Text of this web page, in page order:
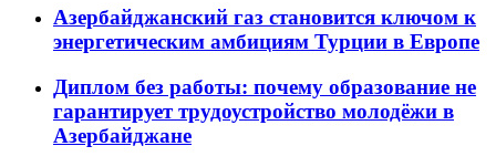
Азербайджанский газ становится ключом к
энергетическим амбициям Турции в Европе
Диплом без работы: почему образование не
гарантирует трудоустройство молодёжи в
Азербайджане